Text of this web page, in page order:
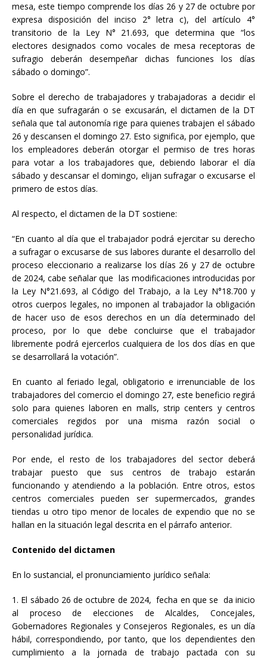
mesa, este tiempo comprende los días 26 y 27 de octubre por
expresa disposición del inciso 2° letra c), del artículo 4°
transitorio de la Ley N° 21.693, que determina que “los
electores designados como vocales de mesa receptoras de
sufragio deberán desempeñar dichas funciones los días
sábado o domingo”.
Sobre el derecho de trabajadores y trabajadoras a decidir el
día en que sufragarán o se excusarán, el dictamen de la DT
señala que tal autonomía rige para quienes trabajen el sábado
26 y descansen el domingo 27. Esto significa, por ejemplo, que
los empleadores deberán otorgar el permiso de tres horas
para votar a los trabajadores que, debiendo laborar el día
sábado y descansar el domingo, elijan sufragar o excusarse el
primero de estos días.
Al respecto, el dictamen de la DT sostiene:
“En cuanto al día que el trabajador podrá ejercitar su derecho
a sufragar o excusarse de sus labores durante el desarrollo del
proceso eleccionario a realizarse los días 26 y 27 de octubre
de 2024, cabe señalar que las modificaciones introducidas por
la Ley N°21.693, al Código del Trabajo, a la Ley N°18.700 y
otros cuerpos legales, no imponen al trabajador la obligación
de hacer uso de esos derechos en un día determinado del
proceso, por lo que debe concluirse que el trabajador
libremente podrá ejercerlos cualquiera de los dos días en que
se desarrollará la votación”.
En cuanto al feriado legal, obligatorio e irrenunciable de los
trabajadores del comercio el domingo 27, este beneficio regirá
solo para quienes laboren en malls, strip centers y centros
comerciales regidos por una misma razón social o
personalidad jurídica.
Por ende, el resto de los trabajadores del sector deberá
trabajar puesto que sus centros de trabajo estarán
funcionando y atendiendo a la población. Entre otros, estos
centros comerciales pueden ser supermercados, grandes
tiendas u otro tipo menor de locales de expendio que no se
hallan en la situación legal descrita en el párrafo anterior.
Contenido del dictamen
En lo sustancial, el pronunciamiento jurídico señala:
1. El sábado 26 de octubre de 2024, fecha en que se da inicio
al proceso de elecciones de Alcaldes, Concejales,
Gobernadores Regionales y Consejeros Regionales, es un día
hábil, correspondiendo, por tanto, que los dependientes den
cumplimiento a la jornada de trabajo pactada con su